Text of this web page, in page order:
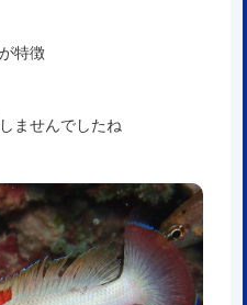
特徴
ませんでしたね